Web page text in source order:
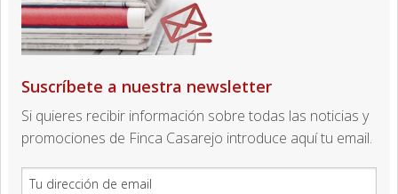
Suscríbete a nuestra newsletter
Si quieres recibir información sobre todas las noticias y
promociones de Finca Casarejo introduce aquí tu email.